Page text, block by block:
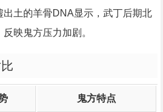
出土的羊骨DNA显示，武丁后期北
映鬼方压力加剧。
鬼方特点